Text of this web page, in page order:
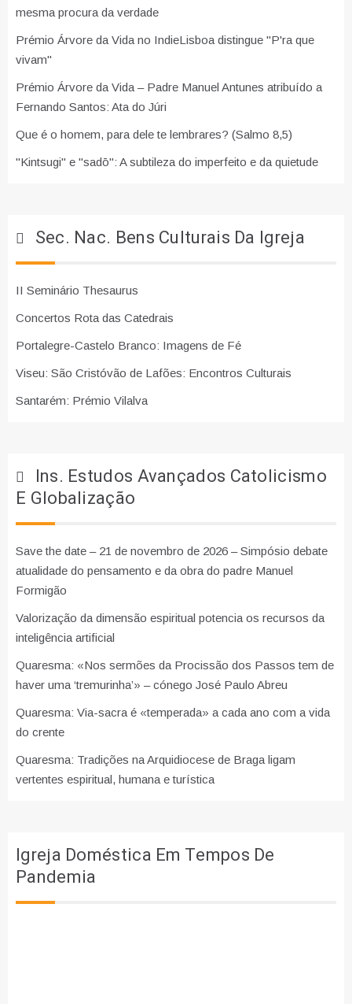
mesma procura da verdade
Prémio Árvore da Vida no IndieLisboa distingue "P'ra que
vivam"
Prémio Árvore da Vida – Padre Manuel Antunes atribuído a
Fernando Santos: Ata do Júri
Que é o homem, para dele te lembrares? (Salmo 8,5)
"Kintsugi" e "sadō": A subtileza do imperfeito e da quietude
Sec. Nac. Bens Culturais Da Igreja
II Seminário Thesaurus
Concertos Rota das Catedrais
Portalegre-Castelo Branco: Imagens de Fé
Viseu: São Cristóvão de Lafões: Encontros Culturais
Santarém: Prémio Vilalva
Ins. Estudos Avançados Catolicismo
E Globalização
Save the date – 21 de novembro de 2026 – Simpósio debate
atualidade do pensamento e da obra do padre Manuel
Formigão
Valorização da dimensão espiritual potencia os recursos da
inteligência artificial
Quaresma: «Nos sermões da Procissão dos Passos tem de
haver uma ‘tremurinha’» – cónego José Paulo Abreu
Quaresma: Via-sacra é «temperada» a cada ano com a vida
do crente
Quaresma: Tradições na Arquidiocese de Braga ligam
vertentes espiritual, humana e turística
Igreja Doméstica Em Tempos De
Pandemia